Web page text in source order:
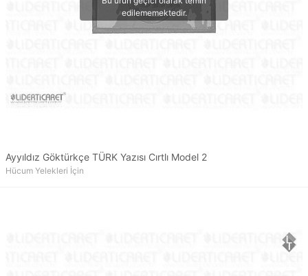
Ayyıldız Göktürkçe TÜRK Yazısı Cırtlı Model 2
Hücum Yelekleri İçin